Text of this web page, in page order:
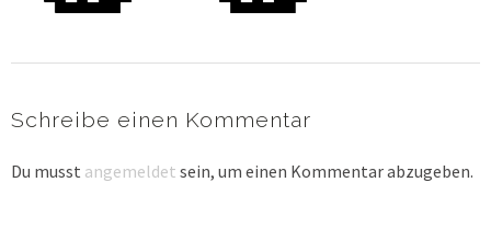
Schreibe einen Kommentar
Du musst angemeldet sein, um einen Kommentar abzugeben.